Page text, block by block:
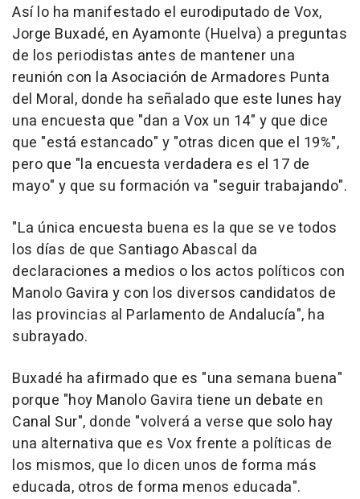
Así lo ha manifestado el eurodiputado de Vox,
Jorge Buxadé, en Ayamonte (Huelva) a preguntas
de los periodistas antes de mantener una
reunión con la Asociación de Armadores Punta
del Moral, donde ha señalado que este lunes hay
una encuesta que "dan a Vox un 14" y que dice
que "está estancado" y "otras dicen que el 19%",
pero que "la encuesta verdadera es el 17 de
mayo" y que su formación va "seguir trabajando".
"La única encuesta buena es la que se ve todos
los días de que Santiago Abascal da
declaraciones a medios o los actos políticos con
Manolo Gavira y con los diversos candidatos de
las provincias al Parlamento de Andalucía", ha
subrayado.
Buxadé ha afirmado que es "una semana buena"
porque "hoy Manolo Gavira tiene un debate en
Canal Sur", donde "volverá a verse que solo hay
una alternativa que es Vox frente a políticas de
los mismos, que lo dicen unos de forma más
educada, otros de forma menos educada".